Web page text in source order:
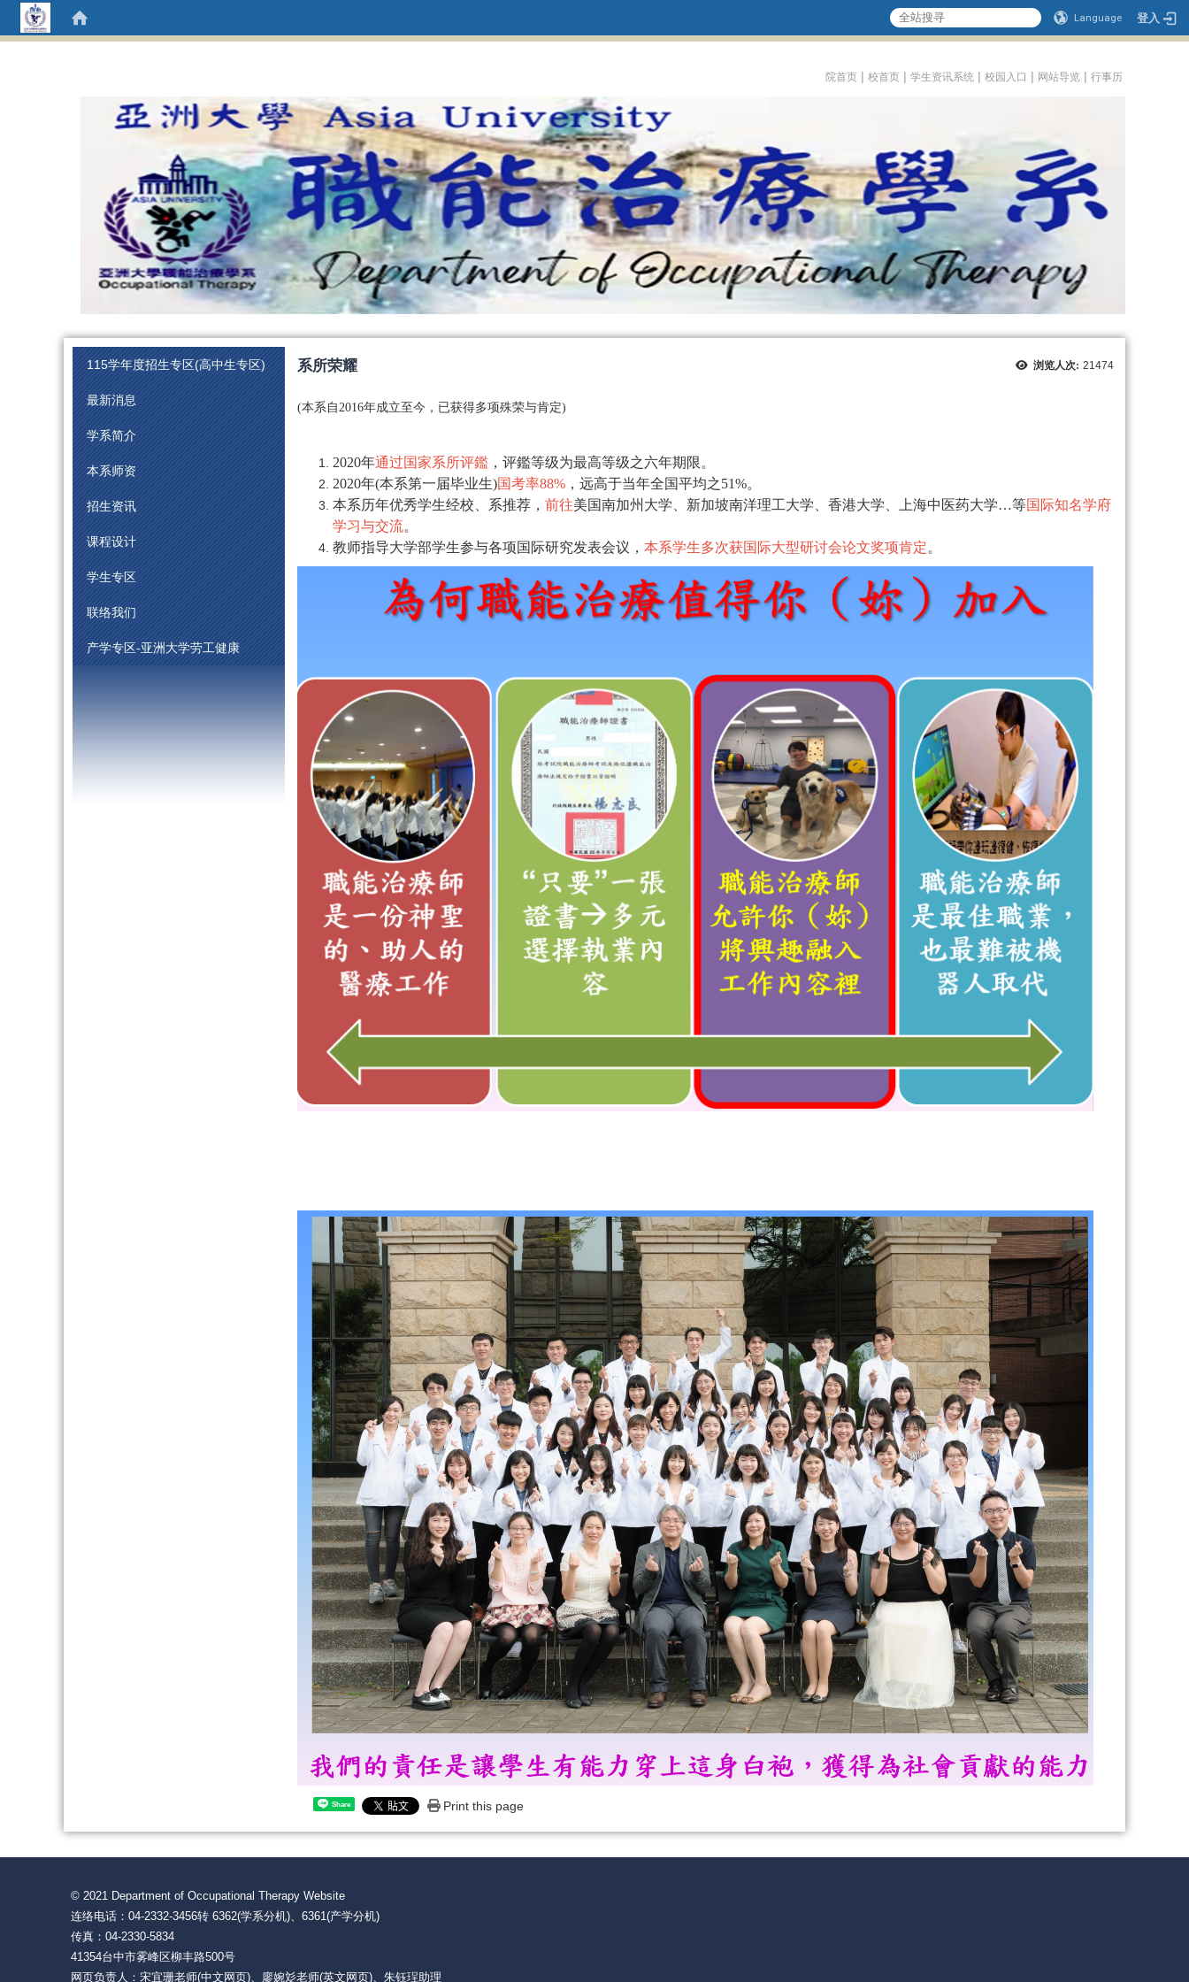
Language 登入
院首页 | 校首页 | 学生资讯系统 | 校园入口 | 网站导览 | 行事历
115学年度招生专区(高中生专区)
最新消息
学系简介
本系师资
招生资讯
课程设计
学生专区
联络我们
产学专区-亚洲大学劳工健康
浏览人次: 21474
系所荣耀
(本系自2016年成立至今，已获得多项殊荣与肯定)
2020年通过国家系所评鑑，评鑑等级为最高等级之六年期限。
2020年(本系第一届毕业生)国考率88%，远高于当年全国平均之51%。
本系历年优秀学生经校、系推荐， 前往美国南加州大学、新加坡南洋理工大学、香港大学、上海中医药大学…等国际知名学府
学习与交流。
教师指导大学部学生参与各项国际研究发表会议， 本系学生多次获国际大型研讨会论文奖项肯定。
Share Print this page
© 2021 Department of Occupational Therapy Website
连络电话：04-2332-3456转 6362(学系分机)、6361(产学分机)
传真：04-2330-5834
41354台中市雾峰区柳丰路500号
网页负责人：宋宜珊老师(中文网页)、廖婉彣老师(英文网页)、朱钰珵助理